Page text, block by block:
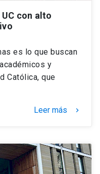
con alto
es lo que buscan
y
Católica, que
Leer más keyboard_arrow_right